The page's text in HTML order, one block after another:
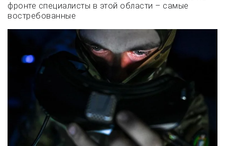
фронте специалисты в этой области – самые
востребованные